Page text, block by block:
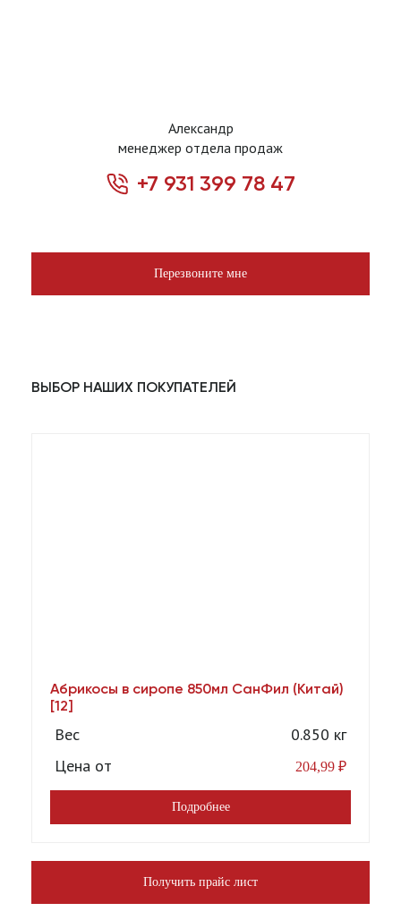
Александр
менеджер отдела продаж
+7 931 399 78 47
Перезвоните мне
ВЫБОР НАШИХ ПОКУПАТЕЛЕЙ
Абрикосы в сиропе 850мл СанФил (Китай)
[12]
Вес
0.850 кг
Цена от
204,99 ₽
Подробнее
Получить прайс лист